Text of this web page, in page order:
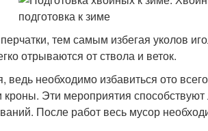
тем самым избегая уколов
отрываются от ствола и веток.
ведь необходимо избавиться ото
кроны. Эти мероприятия
После работ весь мусор